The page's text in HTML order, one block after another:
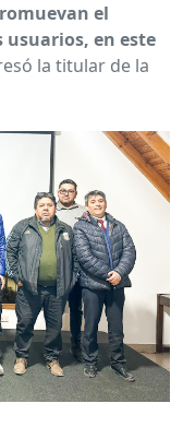
el
en este
la titular de la